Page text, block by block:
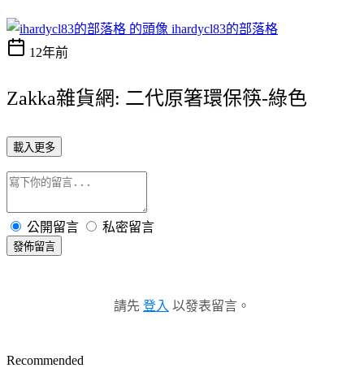
ihardycl83的部落格
12年前
Zakka雜貨網: 二代原箸環保筷-綠色
載入更多
公開留言 私密留言
發佈留言
請先 登入 以發表留言。
Recommended